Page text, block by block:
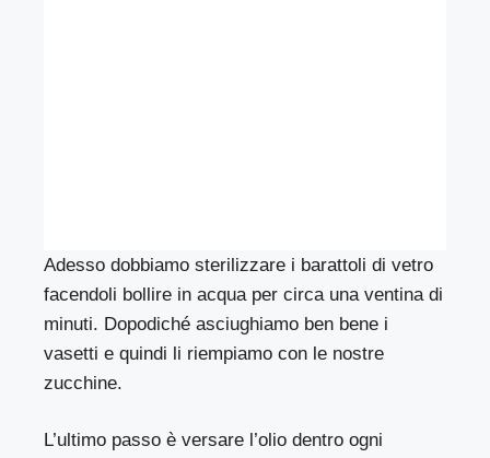
Adesso dobbiamo sterilizzare i barattoli di vetro
facendoli bollire in acqua per circa una ventina di
minuti. Dopodiché asciughiamo ben bene i
vasetti e quindi li riempiamo con le nostre
zucchine.
L’ultimo passo è versare l’olio dentro ogni